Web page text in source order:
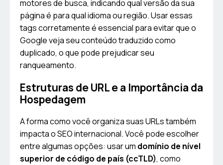
motores de busca, indicando qual versão da sua
página é para qual idioma ou região. Usar essas
tags corretamente é essencial para evitar que o
Google veja seu conteúdo traduzido como
duplicado, o que pode prejudicar seu
ranqueamento.
Estruturas de URL e a Importância da
Hospedagem
A forma como você organiza suas URLs também
impacta o SEO internacional. Você pode escolher
entre algumas opções: usar um domínio de nível
superior de código de país (ccTLD), como